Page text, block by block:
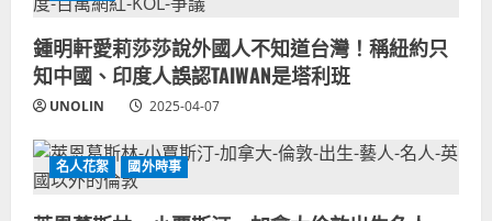
鍾明軒愛莉莎莎說外國人不知道台灣！稱紐約只
知中國、印度人誤認TAIWAN是塔利班
UNOLIN 2025-04-07
名人花絮 國外時事